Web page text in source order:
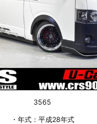
3565
・年式：平成28年式